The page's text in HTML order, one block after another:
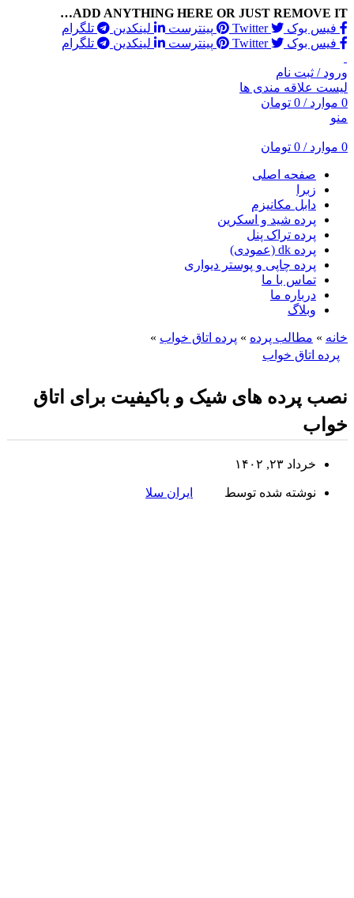
ADD ANYTHING HERE OR JUST REMOVE IT…
فیس بوک
Twitter پینترست لینکدین
تلگرام
فیس بوک
Twitter پینترست لینکدین تلگرام
ورود / ثبت نام
لیست علاقه مندی ها
0 موارد /
0 تومان
منو
0 موارد /
0 تومان
صفحه اصلی
زبرا
دابل مکانیزم
پرده شید و اسکرین
پرده تراک پنل
پرده dk (عمودی)
پرده چاپی و پوستر دیواری
تماس با ما
درباره ما
وبلاگ
خانه » مطالب پرده » پرده اتاق خواب »
پرده اتاق خواب
نصب پرده های شیک و باکیفیت برای اتاق
خواب
خرداد ۲۳, ۱۴۰۲
نوشته شده توسط ایران سلا